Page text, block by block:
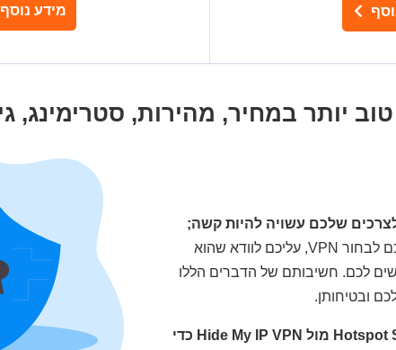
מידע נוסף
בטח מצאתם הרבה מידע באינטרנט שלא עוזר לכם להבחין ביניהם. בבואכם לבחור VPN, עליכם לוודא שהוא
לכם. חשיבותם של הדברים הללו
ובטיחותן.
הצוות שלי ואני לקחנו את הזמן כדי לבדוק בקפדנות את Hotspot Shield מול Hide My IP VPN כדי